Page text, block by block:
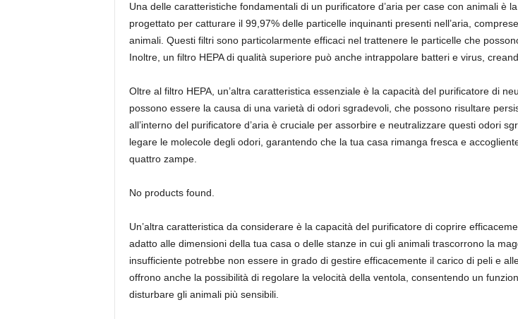
Una delle caratteristiche fondamentali di un purificatore d’aria per case con animali è
progettato per catturare il 99,97% delle particelle inquinanti presenti nell’aria,
animali. Questi filtri sono particolarmente efficaci nel trattenere le particelle che
Inoltre, un filtro HEPA di qualità superiore può anche intrappolare batteri e virus,
Oltre al filtro HEPA, un’altra caratteristica essenziale è la capacità del purificatore di
possono essere la causa di una varietà di odori sgradevoli, che possono risultare
all’interno del purificatore d’aria è cruciale per assorbire e neutralizzare questi odori
legare le molecole degli odori, garantendo che la tua casa rimanga fresca e
quattro zampe.
No products found.
Un’altra caratteristica da considerare è la capacità del purificatore di coprire
adatto alle dimensioni della tua casa o delle stanze in cui gli animali trascorrono la
insufficiente potrebbe non essere in grado di gestire efficacemente il carico di peli e
offrono anche la possibilità di regolare la velocità della ventola, consentendo un
disturbare gli animali più sensibili.